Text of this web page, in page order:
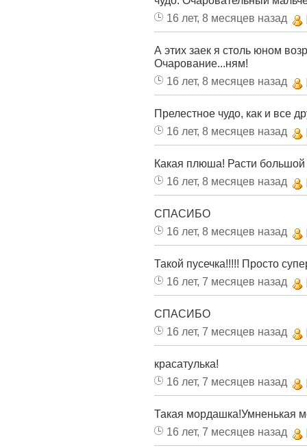
16 лет, 8 месяцев назад
А этих заек я столь юном
Очарование...ням!
16 лет, 8 месяцев назад
Прелестное чудо, как и все
16 лет, 8 месяцев назад
Какая плюша! Расти большой
16 лет, 8 месяцев назад
СПАСИБО
16 лет, 8 месяцев назад
Такой пусечка!!!!! Просто
16 лет, 7 месяцев назад
СПАСИБО
16 лет, 7 месяцев назад
красатулька!
16 лет, 7 месяцев назад
Такая мордашка!Умненькая
16 лет, 7 месяцев назад